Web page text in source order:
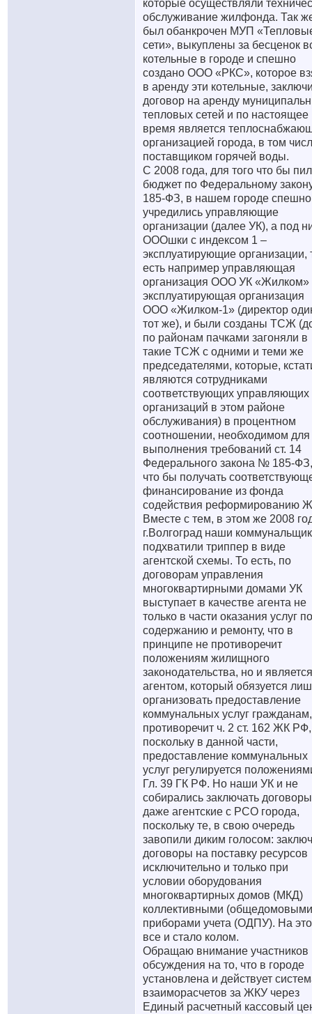
которые осуществляли
обслуживание жилфонда. Так
был обанкрочен МУП
сети», выкуплены за бесценок
котельные в городе и спешно
создано ООО «РКС», которое
в аренду эти котельные,
договор на аренду
тепловых сетей и по настоящее
время является
организацией города, в том
поставщиком горячей воды.
С 2008 года, для того что бы
бюджет по Федеральному
185-ФЗ, в нашем городе спешно
учредились управляющие
организации (далее УК), а под
ОООшки с индексом 1 –
эксплуатирующие организации,
есть например управляющая
организация ООО УК «Жилком»
эксплуатирующая организация
ООО «Жилком-1» (директор
тот же), и были созданы ТСЖ
по районам пачками загоняли в
такие ТСЖ с одними и теми же
председателями, которые,
являются сотрудниками
соответствующих управляющих
организаций в этом районе
обслуживания) в процентном
соотношении, необходимом для
выполнения требований ст. 14
Федерального закона № 185-ФЗ,
что бы получать
финансирование из фонда
содействия реформированию
Вместе с тем, в этом же 2008
г.Волгоград наши
подхватили триппер в виде
агентской схемы. То есть, по
договорам управления
многоквартирными домами УК
выступает в качестве агента не
только в части оказания услуг по
содержанию и ремонту, что в
принципе не противоречит
положениям жилищного
законодательства, но и является
агентом, который обязуется
организовать предоставление
коммунальных услуг
противоречит ч. 2 ст. 162 ЖК РФ,
поскольку в данной части,
предоставление коммунальных
услуг регулируется
Гл. 39 ГК РФ. Но наши УК и не
собирались заключать
даже агентские с РСО города,
поскольку те, в свою очередь
завопили диким голосом:
договоры на поставку ресурсов
исключительно и только при
условии оборудования
многоквартирных домов (МКД)
коллективными
приборами учета (ОДПУ). На
все и стало колом.
Обращаю внимание участников
обсуждения на то, что в городе
установлена и действует
взаиморасчетов за ЖКУ через
Единый расчетный кассовый